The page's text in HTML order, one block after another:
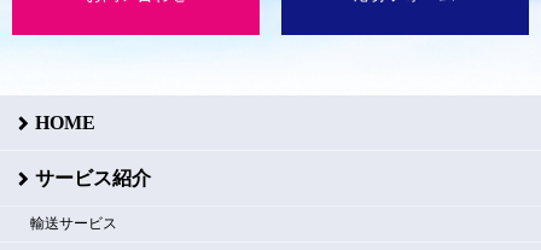
HOME
サービス紹介
輸送サービス